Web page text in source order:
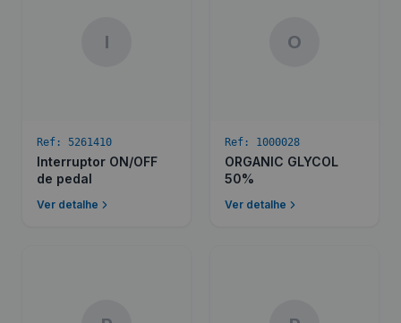
I
Ref: 5261410
Interruptor ON/OFF
de pedal
Ver detalhe
O
Ref: 1000028
ORGANIC GLYCOL
50%
Ver detalhe